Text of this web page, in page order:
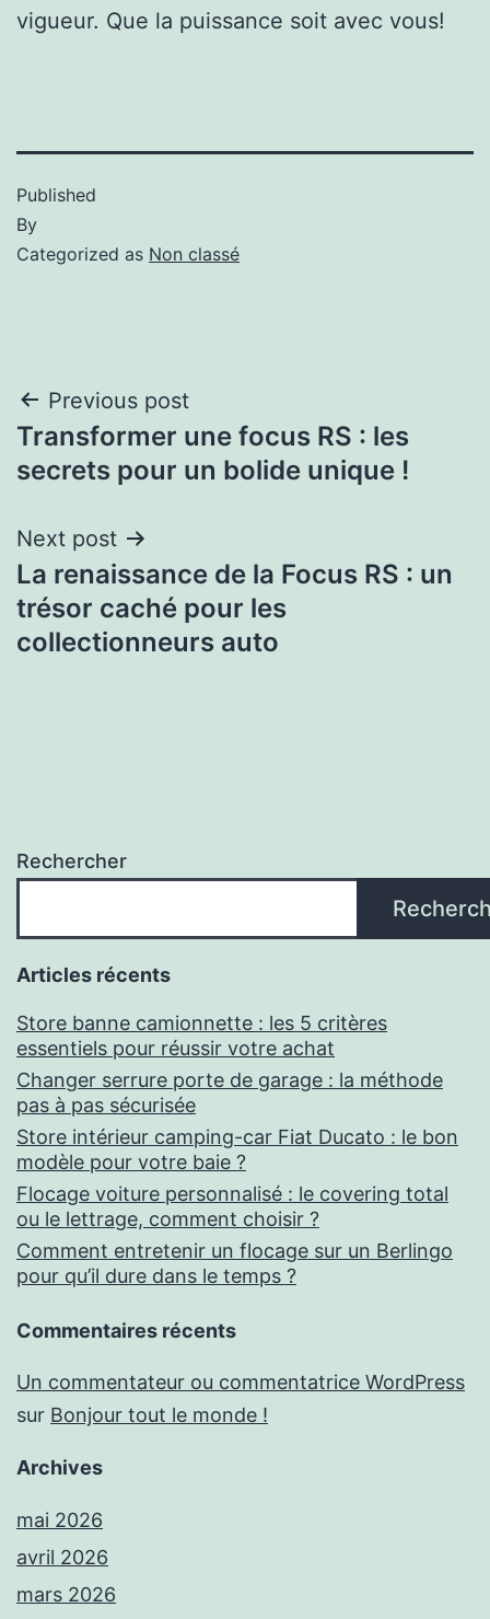
vigueur. Que la puissance soit avec vous!
Published
By
Categorized as Non classé
Previous post
Transformer une focus RS : les
secrets pour un bolide unique !
Next post
La renaissance de la Focus RS : un
trésor caché pour les
collectionneurs auto
Rechercher
Articles récents
Store banne camionnette : les 5 critères
essentiels pour réussir votre achat
Changer serrure porte de garage : la méthode
pas à pas sécurisée
Store intérieur camping-car Fiat Ducato : le bon
modèle pour votre baie ?
Flocage voiture personnalisé : le covering total
ou le lettrage, comment choisir ?
Comment entretenir un flocage sur un Berlingo
pour qu’il dure dans le temps ?
Commentaires récents
Un commentateur ou commentatrice WordPress
sur Bonjour tout le monde !
Archives
mai 2026
avril 2026
mars 2026